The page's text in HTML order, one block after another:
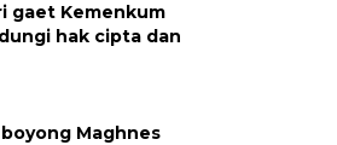
gaet Kemenkum
hak cipta dan
boyong Maghnes